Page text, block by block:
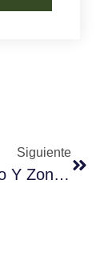
Siguiente
Montecelio Y Zona Barista Presentes En Salón Gourmets En Madrid